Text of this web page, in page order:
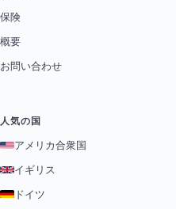
保険
概要
お問い合わせ
人気の国
アメリカ合衆国
イギリス
ドイツ